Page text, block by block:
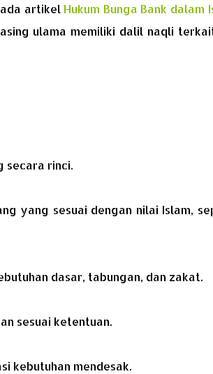
artikel Hukum Bunga Bank dalam
ulama memiliki dalil naqli
secara rinci.
yang sesuai dengan nilai Islam,
dasar, tabungan, dan zakat.
sesuai ketentuan.
kebutuhan mendesak.